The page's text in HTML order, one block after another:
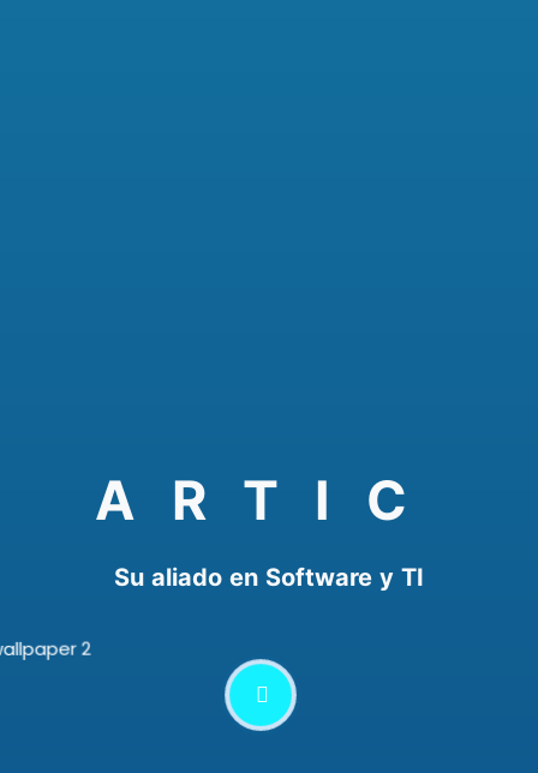
ARTIC
Su aliado en Software y TI